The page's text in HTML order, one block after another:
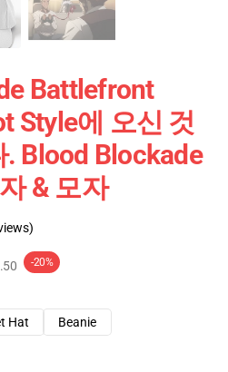
Battlefront
Style에 오신 것
Blood Blockade
& 모자
-20%
Hat
Beanie